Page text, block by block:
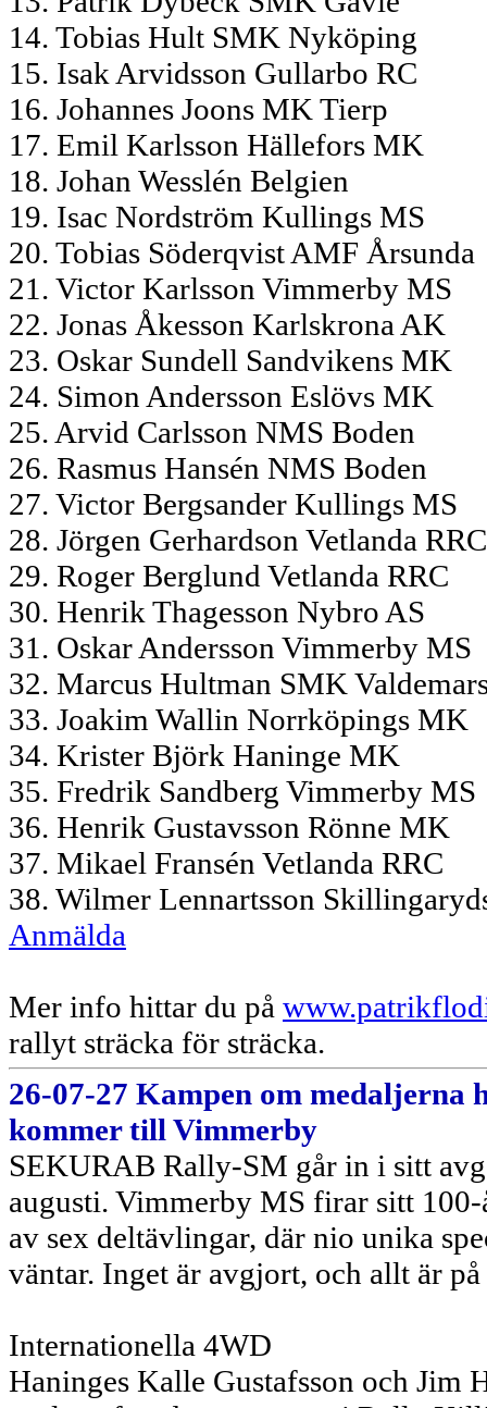
14. Tobias Hult SMK Nyköping
15. Isak Arvidsson Gullarbo RC
16. Johannes Joons MK Tierp
17. Emil Karlsson Hällefors MK
18. Johan Wesslén Belgien
19. Isac Nordström Kullings MS
20. Tobias Söderqvist AMF Årsunda
21. Victor Karlsson Vimmerby MS
22. Jonas Åkesson Karlskrona AK
23. Oskar Sundell Sandvikens MK
24. Simon Andersson Eslövs MK
25. Arvid Carlsson NMS Boden
26. Rasmus Hansén NMS Boden
27. Victor Bergsander Kullings MS
28. Jörgen Gerhardson Vetlanda
29. Roger Berglund Vetlanda RRC
30. Henrik Thagesson Nybro AS
31. Oskar Andersson Vimmerby MS
32. Marcus Hultman SMK
33. Joakim Wallin Norrköpings MK
34. Krister Björk Haninge MK
35. Fredrik Sandberg Vimmerby MS
36. Henrik Gustavsson Rönne MK
37. Mikael Fransén Vetlanda RRC
38. Wilmer Lennartsson
Anmälda
Mer info hittar du på
rallyt sträcka för sträcka.
26-07-27 Kampen om
kommer till Vimmerby
SEKURAB Rally-SM går in i sitt
augusti. Vimmerby MS firar sitt
av sex deltävlingar, där nio unika
väntar. Inget är avgjort, och allt är
Internationella 4WD
Haninges Kalle Gustafsson och